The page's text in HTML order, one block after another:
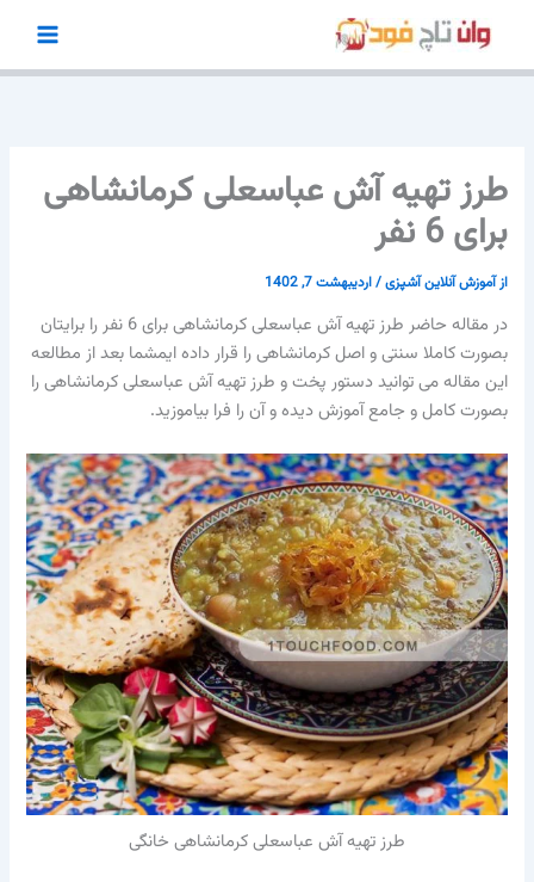
محتوا
طرز تهیه آش عباسعلی کرمانشاهی
برای 6 نفر
ازآموزش آنلاین آشپزی/اردیبهشت 7, 1402
در مقاله حاضر طرز تهیه آش عباسعلی کرمانشاهی برای 6 نفر را برایتان
بصورت کاملا سنتی و اصل کرمانشاهی را قرار داده ایمشما بعد از مطالعه
این مقاله می توانید دستور پخت و طرز تهیه آش عباسعلی کرمانشاهی را
بصورت کامل و جامع آموزش دیده و آن را فرا بیاموزید.
طرز تهیه آش عباسعلی کرمانشاهی خانگی